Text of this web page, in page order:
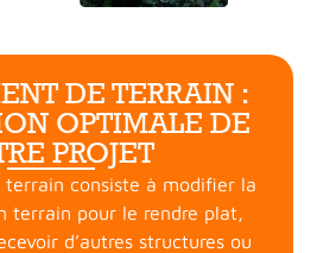
DE TERRAIN :
OPTIMALE DE
PROJET
terrain consiste à modifier la
terrain pour le rendre plat,
d’autres structures ou